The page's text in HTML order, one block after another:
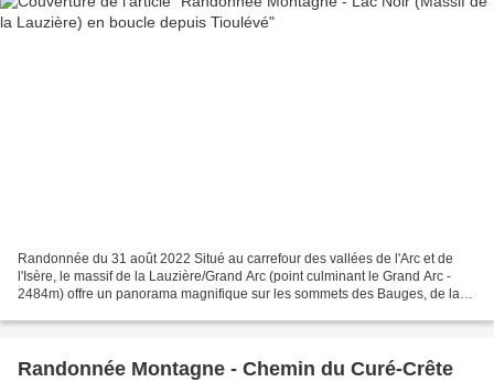
Randonnée du 31 août 2022 Situé au carrefour des vallées de l'Arc et de
l'Isère, le massif de la Lauzière/Grand Arc (point culminant le Grand Arc -
2484m) offre un panorama magnifique sur les sommets des Bauges, de la
Randonnée Montagne - Chemin du Curé-Crête